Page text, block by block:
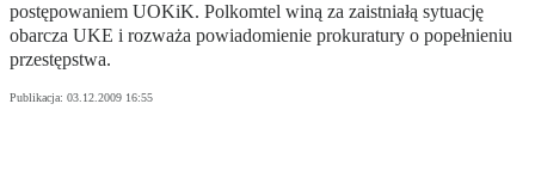
postępowaniem UOKiK. Polkomtel winą za zaistniałą sytuację
obarcza UKE i rozważa powiadomienie prokuratury o popełnieniu
przestępstwa.
Publikacja: 03.12.2009 16:55